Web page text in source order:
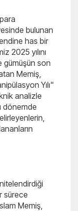
bulunan
has bir
2025 yılını
gümüşün son
Memiş,
Yılı"
analizle
dönemde
sürece
Memiş,